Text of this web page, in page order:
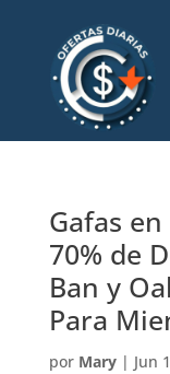
Gafas
70% de
Ban y
Para
por Mary| Jun